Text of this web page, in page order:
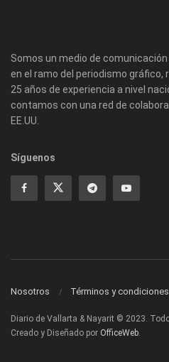
Somos un medio de
en el ramo del periodismo gráfico,
25 años de experiencia a nivel
contamos con una red de
EE.UU.
Síguenos
Nosotros Términos y condiciones
Diario de Vallarta & Nayarit © 2023.
Creado y Diseñado por OfficeWeb.